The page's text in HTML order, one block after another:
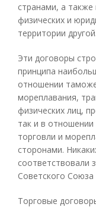
странами, а
физических и
территории другой.
Эти договоры
принципа
отношении
мореплавания,
физических лиц,
так и в
торговли и
сторонами.
соответствовали
Советского
Торговые